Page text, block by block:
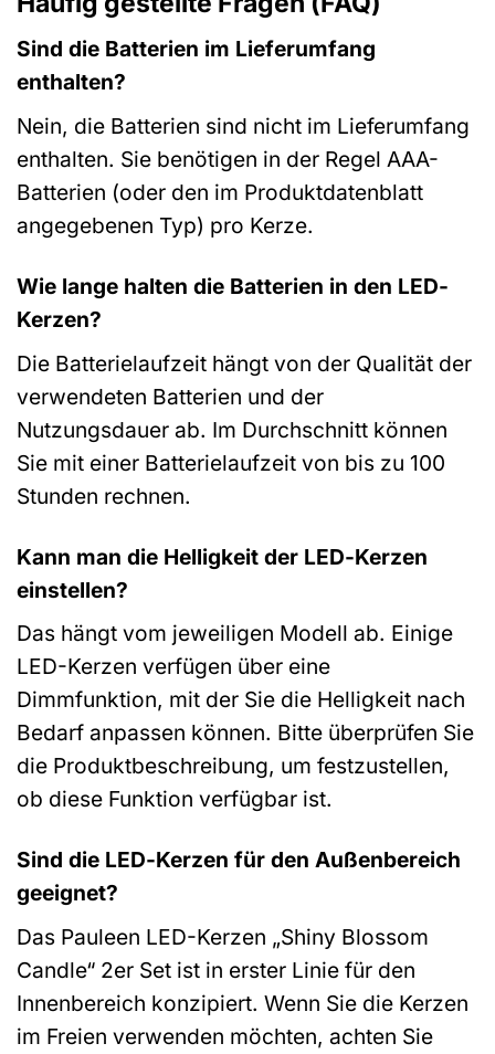
Sind die Batterien im Lieferumfang
enthalten?
Nein, die Batterien sind nicht im Lieferumfang
enthalten. Sie benötigen in der Regel AAA-
Batterien (oder den im Produktdatenblatt
angegebenen Typ) pro Kerze.
Wie lange halten die Batterien in den LED-
Kerzen?
Die Batterielaufzeit hängt von der Qualität der
verwendeten Batterien und der
Nutzungsdauer ab. Im Durchschnitt können
Sie mit einer Batterielaufzeit von bis zu 100
Stunden rechnen.
Kann man die Helligkeit der LED-Kerzen
einstellen?
Das hängt vom jeweiligen Modell ab. Einige
LED-Kerzen verfügen über eine
Dimmfunktion, mit der Sie die Helligkeit nach
Bedarf anpassen können. Bitte überprüfen Sie
die Produktbeschreibung, um festzustellen,
ob diese Funktion verfügbar ist.
Sind die LED-Kerzen für den Außenbereich
geeignet?
Das Pauleen LED-Kerzen „Shiny Blossom
Candle“ 2er Set ist in erster Linie für den
Innenbereich konzipiert. Wenn Sie die Kerzen
im Freien verwenden möchten, achten Sie